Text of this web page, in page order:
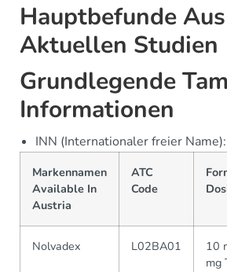
Hauptbefunde Aus
Aktuellen Studien
Grundlegende
Informationen
INN (Internationaler freier
Markennamen
Available In
Austria
ATC
Code
Nolvadex L02BA01
10
mg